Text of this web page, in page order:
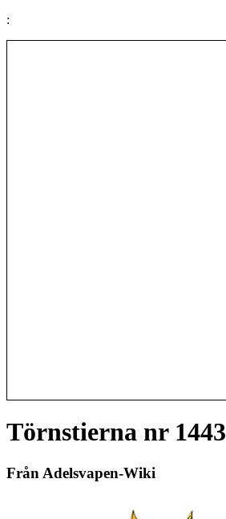
:
Törnstierna nr 1443
Från Adelsvapen-Wiki